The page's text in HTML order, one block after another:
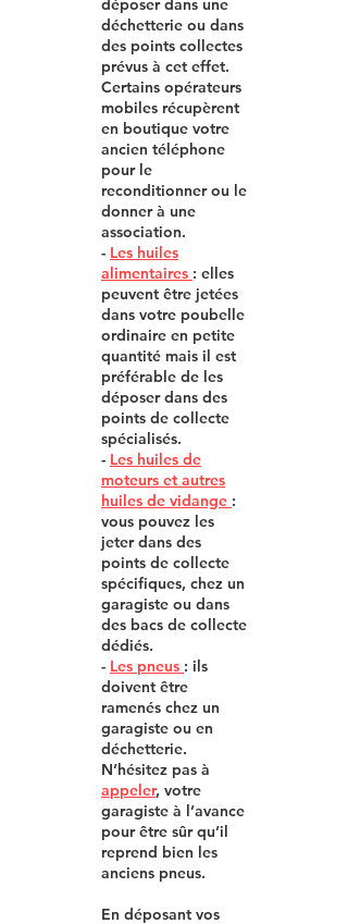
déposer dans une
déchetterie ou dans
des points collectes
prévus à cet effet.
Certains opérateurs
mobiles récupèrent
en boutique votre
ancien téléphone
pour le
reconditionner ou le
donner à une
association.
- Les huiles
alimentaires : elles
peuvent être jetées
dans votre poubelle
ordinaire en petite
quantité mais il est
préférable de les
déposer dans des
points de collecte
spécialisés.
- Les huiles de
moteurs et autres
huiles de vidange :
vous pouvez les
jeter dans des
points de collecte
spécifiques, chez un
garagiste ou dans
des bacs de collecte
dédiés.
- Les pneus : ils
doivent être
ramenés chez un
garagiste ou en
déchetterie.
N’hésitez pas à
appeler, votre
garagiste à l’avance
pour être sûr qu’il
reprend bien les
anciens pneus.
En déposant vos